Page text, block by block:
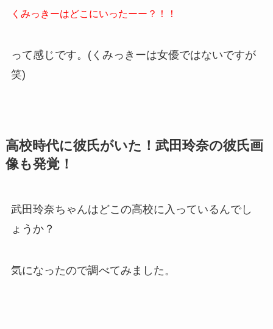
くみっきーはどこにいったーー？！！
って感じです。(くみっきーは女優ではないですが
笑)
高校時代に彼氏がいた！武田玲奈の彼氏画
像も発覚！
武田玲奈ちゃんはどこの高校に入っているんでし
ょうか？
気になったので調べてみました。